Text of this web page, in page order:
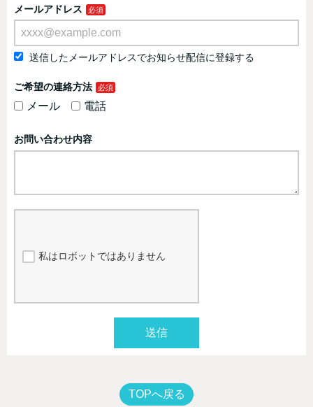
メールアドレス
送信したメールアドレスでお知らせ配信に登録する
ご希望の連絡方法
メール 電話
お問い合わせ内容
私はロボットではありません
送信
TOPへ戻る